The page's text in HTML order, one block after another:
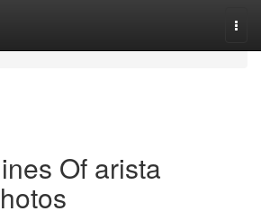
Of arista